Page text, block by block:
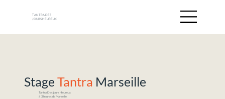
TANTRA DES
JOURS HEUREUX
Stage Tantra Marseille
Tantra Des jours Heureux
à 3 heures de Marseille